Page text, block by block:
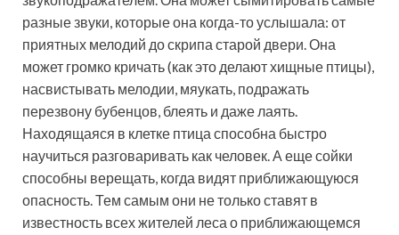
разные звуки, которые она когда-то услышала: от
приятных мелодий до скрипа старой двери. Она
может громко кричать (как это делают хищные птицы),
насвистывать мелодии, мяукать, подражать
перезвону бубенцов, блеять и даже лаять.
Находящаяся в клетке птица способна быстро
научиться разговаривать как человек. А еще сойки
способны верещать, когда видят приближающуюся
опасность. Тем самым они не только ставят в
известность всех жителей леса о приближающемся